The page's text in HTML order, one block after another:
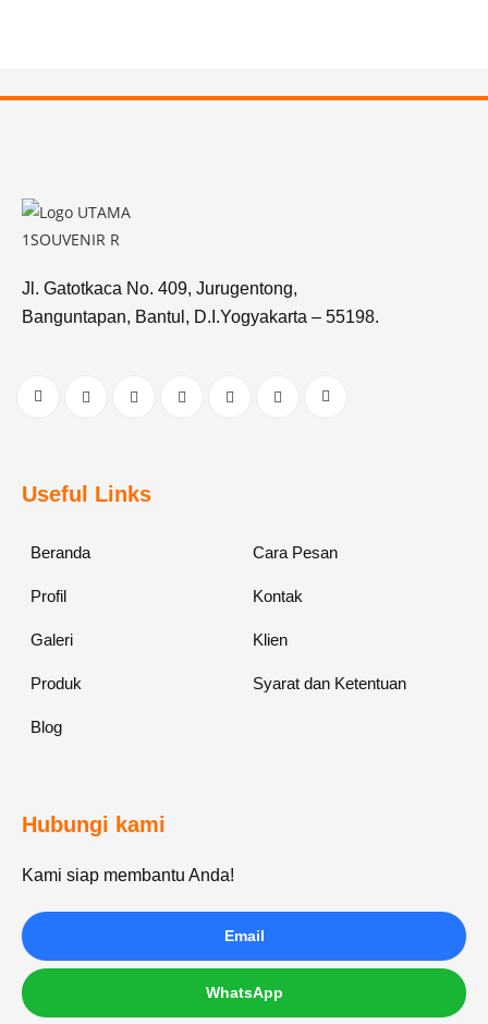
Jl. Gatotkaca No. 409, Jurugentong,
Banguntapan, Bantul, D.I.Yogyakarta – 55198.
Useful Links
Beranda
Profil
Galeri
Produk
Blog
Cara Pesan
Kontak
Klien
Syarat dan Ketentuan
Hubungi kami
Kami siap membantu Anda!
Email
WhatsApp